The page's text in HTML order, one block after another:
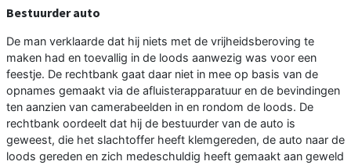
Bestuurder auto
De man verklaarde dat hij niets met de vrijheidsberoving te
maken had en toevallig in de loods aanwezig was voor een
feestje. De rechtbank gaat daar niet in mee op basis van de
opnames gemaakt via de afluisterapparatuur en de bevindingen
ten aanzien van camerabeelden in en rondom de loods. De
rechtbank oordeelt dat hij de bestuurder van de auto is
geweest, die het slachtoffer heeft klemgereden, de auto naar de
loods gereden en zich medeschuldig heeft gemaakt aan geweld